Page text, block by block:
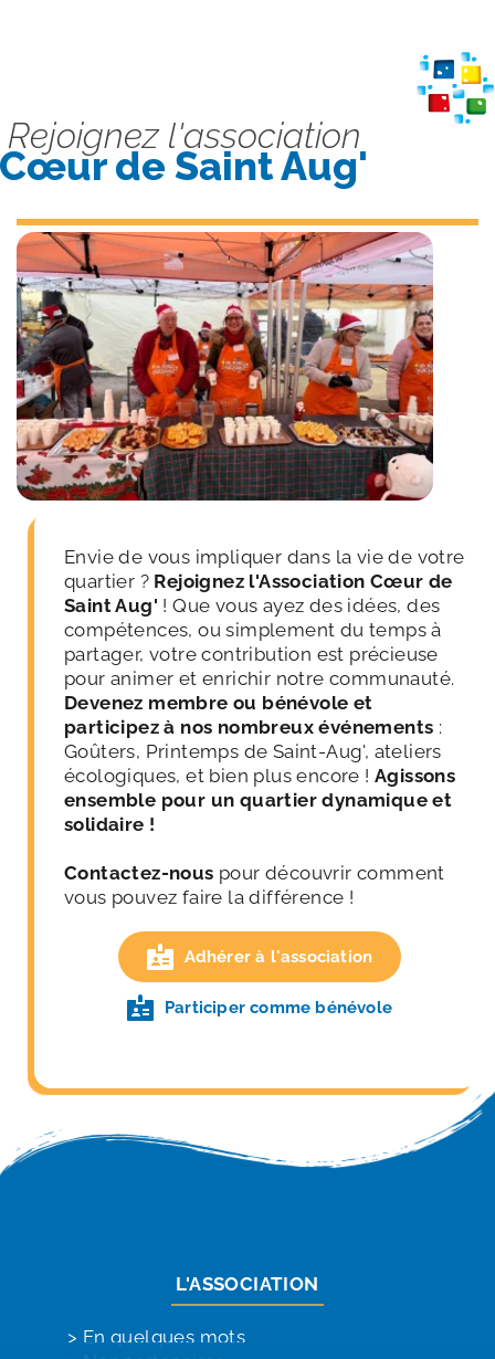
Rejoignez l'association
Cœur de Saint Aug'
Envie de vous impliquer dans la vie de votre
quartier ? Rejoignez l'Association Cœur de
Saint Aug' ! Que vous ayez des idées, des
compétences, ou simplement du temps à
partager, votre contribution est précieuse
Devenez membre ou bénévole et
participez à nos nombreux événements :
Goûters, Printemps de Saint-Aug', ateliers
écologiques, et bien plus encore ! Agissons
ensemble pour un quartier dynamique et
solidaire !
Contactez-nous pour découvrir comment
vous pouvez faire la différence !
Adhérer à l'association
Participer comme bénévole
L'ASSOCIATION
> En quelques mots